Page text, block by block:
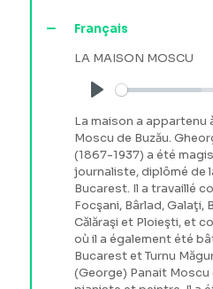
Français
LA MAISON MOSCU
Play
La maison a appartenu
Moscu de Buzău.
(1867-1937) a été
journaliste, diplômé de
Bucarest. Il a travaillé
Focşani, Bârlad, Galaţi,
Călăraşi et Ploieşti, et
où il a également été
Bucarest et Turnu
(George) Panait Moscu